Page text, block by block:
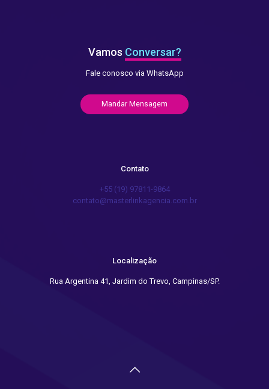
Vamos Conversar?
Fale conosco via WhatsApp
Mandar Mensagem
Contato
+55 (19) 97811-9864
contato@masterlinkagencia.com.br
Localização
Rua Argentina 41, Jardim do Trevo, Campinas/SP.